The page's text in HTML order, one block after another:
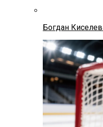
Богдан